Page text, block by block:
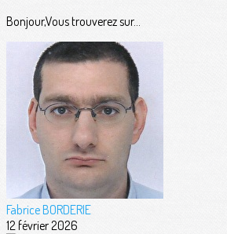
Bonjour,Vous trouverez sur...
Fabrice BORDERIE
12 février 2026